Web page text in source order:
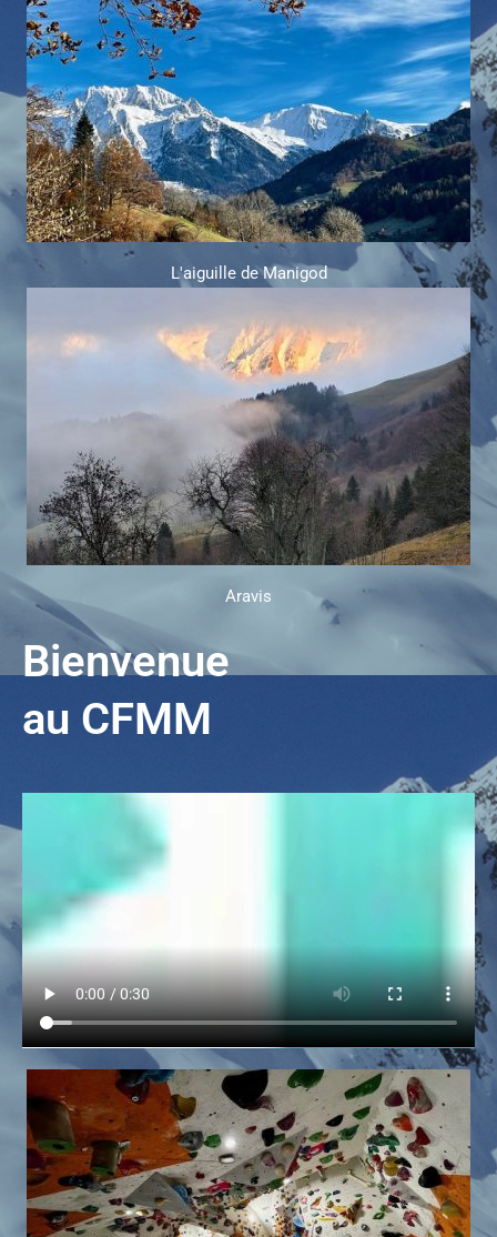
L'aiguille de Manigod
Aravis
Bienvenue
au CFMM